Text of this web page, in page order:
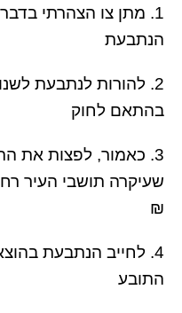
1. מתן צו הצהרתי
הנתבעת
2. להורות לנתבעת
בהתאם לחוק
3. כאמור, לפצות את
₪
4. לחייב הנתבעת
התובע